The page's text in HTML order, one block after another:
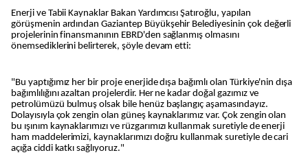
Enerji ve Tabii Kaynaklar Bakan Yardımcısı Şatıroğlu, yapılan
görüşmenin ardından Gaziantep Büyükşehir Belediyesinin çok değerli
projelerinin finansmanının EBRD'den sağlanmış olmasını
önemsediklerini belirterek, şöyle devam etti:
"Bu yaptığımız her bir proje enerjide dışa bağımlı olan Türkiye'nin dışa
bağımlılığını azaltan projelerdir. Her ne kadar doğal gazımız ve
petrolümüzü bulmuş olsak bile henüz başlangıç aşamasındayız.
Dolayısıyla çok zengin olan güneş kaynaklarımız var. Çok zengin olan
bu ışınım kaynaklarımızı ve rüzgarımızı kullanmak suretiyle de enerji
ham maddelerimizi, kaynaklarımızı doğru kullanmak suretiyle de cari
açığa ciddi katkı sağlıyoruz."